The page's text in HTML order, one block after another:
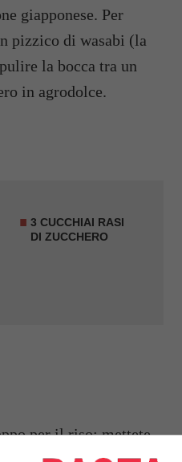
giapponese. Per
pizzico di wasabi (la
la bocca tra un
in agrodolce.
3 CUCCHIAI RASI
DI ZUCCHERO
per il riso: mettete